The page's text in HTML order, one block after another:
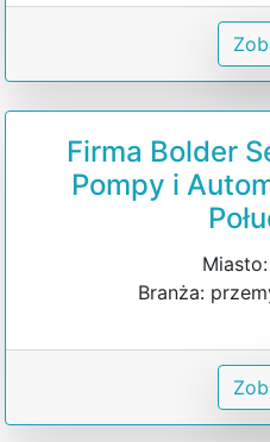
Firma Bolder
Pompy i
Branża: